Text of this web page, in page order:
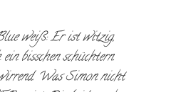
weiß: Er ist witzig,
bisschen schüchtern.
Was Simon nicht